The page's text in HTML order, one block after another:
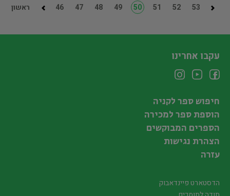
ראשון 46 47 48 49 50 51 52 53
עקבו אחרינו
חיפוש ספר לקניה
הוספת ספר למכירה
הספרים המבוקשים
הצהרת נגישות
עזרה
הדסטארט פיינדאבוק